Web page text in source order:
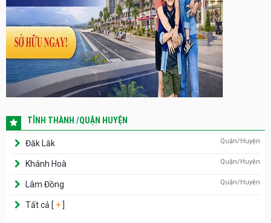
TỈNH THÀNH /QUẬN HUYỆN
Đăk Lăk Quận/Huyện
Khánh Hoà Quận/Huyện
Lâm Đồng Quận/Huyện
Tất cả [ + ]